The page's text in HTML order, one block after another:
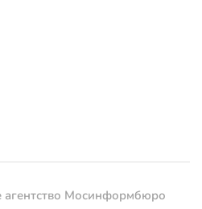
Мосинформбюро